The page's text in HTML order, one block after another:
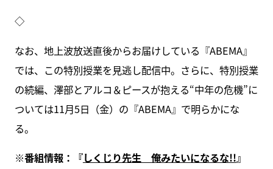
◇
なお、地上波放送直後からお届けしている『ABEMA』
では、この特別授業を見逃し配信中。さらに、特別授業
の続編、澤部とアルコ＆ピースが抱える“中年の危機”に
ついては11月5日（金）の『ABEMA』で明らかにな
る。
※番組情報：『しくじり先生 俺みたいになるな!!』